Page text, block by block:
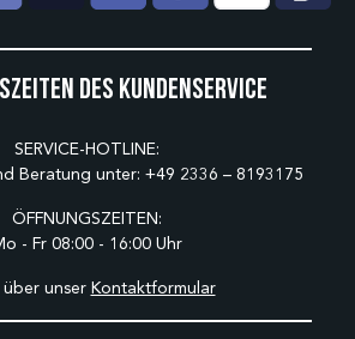
des Kundenservice
SERVICE-HOTLINE:
Beratung unter: +49 2336 – 8193175
ÖFFNUNGSZEITEN:
- Fr 08:00 - 16:00 Uhr
unser Kontaktformular